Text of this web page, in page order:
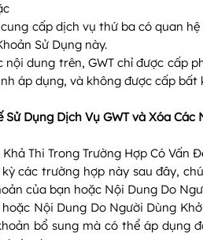
cấp dịch vụ thứ ba có quan
Sử Dụng này.
nội dung trên, GWT chỉ được cấp
áp dụng, và không được cấp
Sử Dụng Dịch Vụ GWT và Xóa
Khả Thi Trong Trường Hợp Có Vấn
các trường hợp này sau đây,
của bạn hoặc Nội Dung Do
hoặc Nội Dung Do Người Dùng
bổ sung mà có thể áp dụng